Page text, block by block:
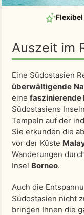
Auszeit im
Eine Südostasien
überwältigende
eine faszinierende
Südostasiens
Tempeln auf der
Sie erkunden die
vor der Küste
Wanderungen
Insel Borneo.
Auch die
Südostasien nicht
bringen Ihnen die